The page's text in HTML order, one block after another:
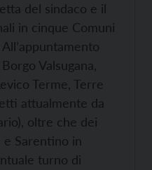
del sindaco e il
in cinque Comuni
Valsugana,
Terme, Terre
attualmente da
oltre che dei
e Sarentino in
turno di